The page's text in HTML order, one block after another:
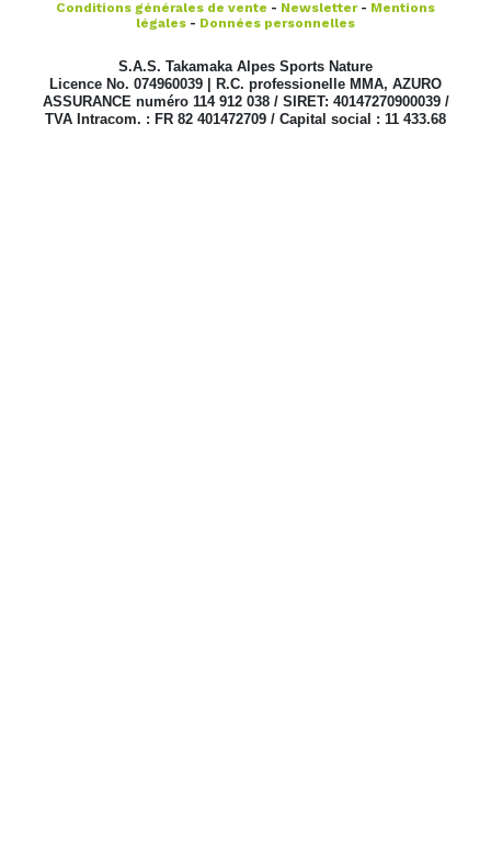
Conditions générales de vente - Newsletter- Mentions
légales - Données personnelles
S.A.S. Takamaka Alpes Sports Nature
Licence No. 074960039 | R.C. professionelle MMA, AZURO
ASSURANCE numéro 114 912 038 / SIRET: 40147270900039 /
TVA Intracom. : FR 82 401472709 / Capital social : 11 433.68